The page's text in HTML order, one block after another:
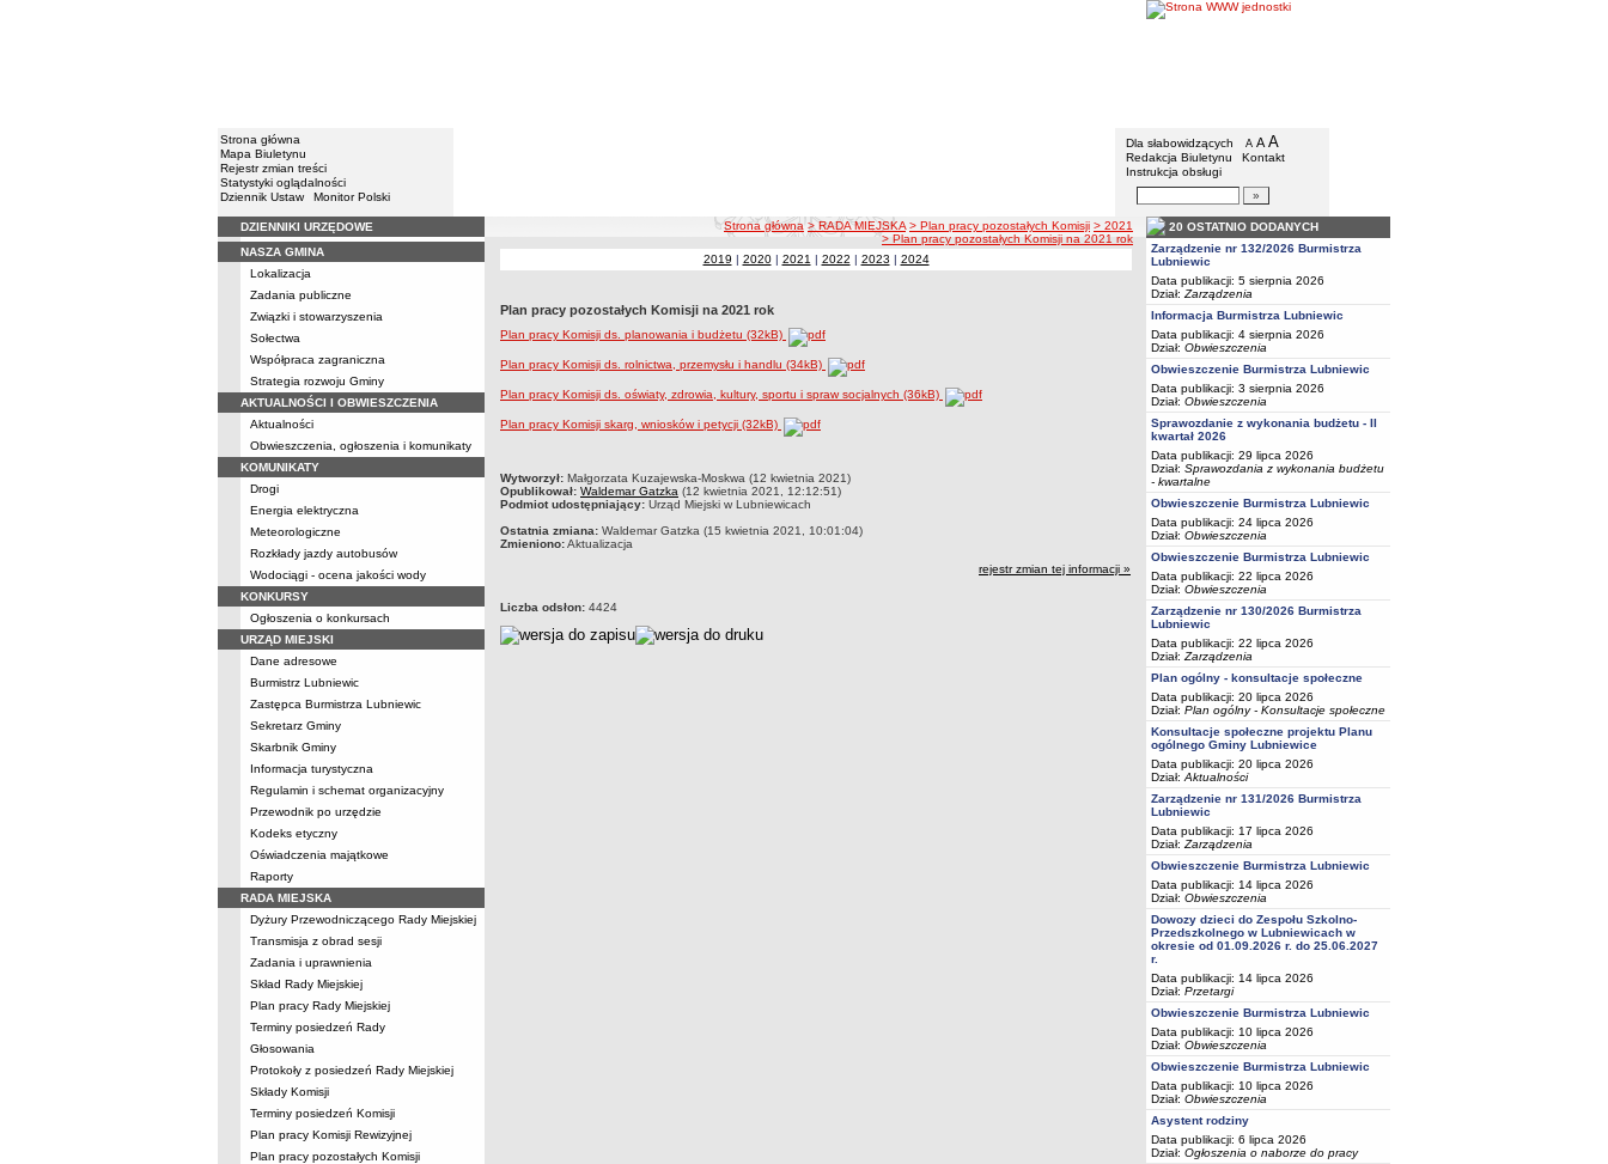
Strona główna
Mapa Biuletynu
Rejestr zmian treści
Statystyki oglądalności
Dziennik Ustaw
Monitor Polski
BIP - Urząd Miejski w Lubniewicach
Menu dodatkowe
Dla słabowidzących A pomniejsz czcionkę
A standardowy rozmiar czcionki
A
Redakcja Biuletynu
Kontakt
Instrukcja obsługi
Wyszukiwarka artykułów
Menu
DZIENNIKI URZĘDOWE
NASZA GMINA
Lokalizacja
Zadania publiczne
Związki i stowarzyszenia
Sołectwa
Współpraca zagraniczna
Strategia rozwoju Gminy
AKTUALNOŚCI I OBWIESZCZENIA
Aktualności
Obwieszczenia, ogłoszenia i komunikaty
KOMUNIKATY
Drogi
Energia elektryczna
Meteorologiczne
Rozkłady jazdy autobusów
Wodociągi - ocena jakości wody
KONKURSY
Ogłoszenia o konkursach
URZĄD MIEJSKI
Dane adresowe
Burmistrz Lubniewic
Zastępca Burmistrza Lubniewic
Sekretarz Gminy
Skarbnik Gminy
Informacja turystyczna
Regulamin i schemat organizacyjny
Przewodnik po urzędzie
Kodeks etyczny
Oświadczenia majątkowe
Raporty
RADA MIEJSKA
Dyżury Przewodniczącego Rady Miejskiej
Transmisja z obrad sesji
Zadania i uprawnienia
Skład Rady Miejskiej
Plan pracy Rady Miejskiej
Terminy posiedzeń Rady
Głosowania
Protokoły z posiedzeń Rady Miejskiej
Składy Komisji
Terminy posiedzeń Komisji
Plan pracy Komisji Rewizyjnej
Plan pracy pozostałych Komisji
ścieżka nawigacji
Strona główna > RADA MIEJSKA > Plan pracy pozostałych Komisji > 2021
> Plan pracy pozostałych Komisji na 2021 rok
2019 | 2020| 2021 | 2022 | 2023 | 2024
Plan pracy pozostałych Komisji na 2021 rok
Plan pracy Komisji ds. planowania i budżetu (32kB)
Plan pracy Komisji ds. rolnictwa, przemysłu i handlu (34kB)
Plan pracy Komisji ds. oświaty, zdrowia, kultury, sportu i spraw socjalnych (36kB)
Plan pracy Komisji skarg, wniosków i petycji (32kB)
metryczka
Wytworzył: Małgorzata Kuzajewska-Moskwa (12 kwietnia 2021)
Opublikował: Waldemar Gatzka (12 kwietnia 2021, 12:12:51)
Podmiot udostępniający: Urząd Miejski w Lubniewicach
Ostatnia zmiana: Waldemar Gatzka (15 kwietnia 2021, 10:01:04)
Zmieniono:Aktualizacja
rejestr zmian tej informacji »
Liczba odsłon: 4424
20 OSTATNIO DODANYCH
Zarządzenie nr 132/2026 Burmistrza
Lubniewic
Data publikacji: 5 sierpnia 2026
Dział: Zarządzenia
Informacja Burmistrza Lubniewic
Data publikacji: 4 sierpnia 2026
Dział: Obwieszczenia
Obwieszczenie Burmistrza Lubniewic
Data publikacji: 3 sierpnia 2026
Dział: Obwieszczenia
Sprawozdanie z wykonania budżetu - II
kwartał 2026
Data publikacji: 29 lipca 2026
Dział: Sprawozdania z wykonania budżetu
- kwartalne
Obwieszczenie Burmistrza Lubniewic
Data publikacji: 24 lipca 2026
Dział: Obwieszczenia
Obwieszczenie Burmistrza Lubniewic
Data publikacji: 22 lipca 2026
Dział: Obwieszczenia
Zarządzenie nr 130/2026 Burmistrza
Lubniewic
Data publikacji: 22 lipca 2026
Dział: Zarządzenia
Plan ogólny - konsultacje społeczne
Data publikacji: 20 lipca 2026
Dział: Plan ogólny - Konsultacje społeczne
Konsultacje społeczne projektu Planu
ogólnego Gminy Lubniewice
Data publikacji: 20 lipca 2026
Dział: Aktualności
Zarządzenie nr 131/2026 Burmistrza
Lubniewic
Data publikacji: 17 lipca 2026
Dział: Zarządzenia
Obwieszczenie Burmistrza Lubniewic
Data publikacji: 14 lipca 2026
Dział: Obwieszczenia
Dowozy dzieci do Zespołu Szkolno-
Przedszkolnego w Lubniewicach w
okresie od 01.09.2026 r. do 25.06.2027
r.
Data publikacji: 14 lipca 2026
Dział: Przetargi
Obwieszczenie Burmistrza Lubniewic
Data publikacji: 10 lipca 2026
Dział: Obwieszczenia
Obwieszczenie Burmistrza Lubniewic
Data publikacji: 10 lipca 2026
Dział: Obwieszczenia
Asystent rodziny
Data publikacji: 6 lipca 2026
Dział: Ogłoszenia o naborze do pracy